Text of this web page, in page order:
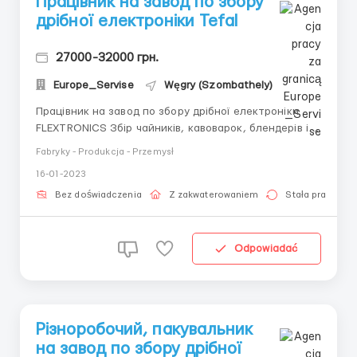
дрібної електроніки Tefal
27000-32000 грн.
Europe_Servise Węgry (Szombathely)
Працівник на завод по збору дрібної електроніки
FLEXTRONICS Збір чайників, кавоварок, блендерів і
різної дрібної побутової техніки, робота фізично
Професійне, сучасне виробництво та можливість
довгостроково працевлаштування з отриманням
Fabryky - Produkcja - Przemysł
16-01-2023
Bez doświadczenia Z zakwaterowaniem Stała praca
Odpowiadać
Різноробочий, пакувальник
на завод по збору дрібної